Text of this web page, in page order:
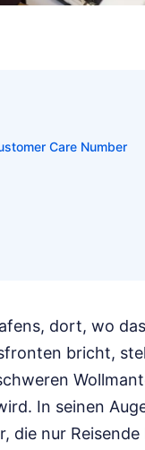
Care Number
dort, wo
bricht,
In seinen
nur